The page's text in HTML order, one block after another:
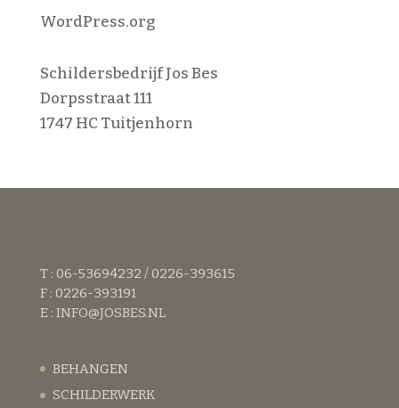
WordPress.org
Schildersbedrijf Jos Bes
Dorpsstraat 111
1747 HC Tuitjenhorn
T : 06-53694232 / 0226-393615
F : 0226-393191
E : INFO@JOSBES.NL
BEHANGEN
SCHILDERWERK